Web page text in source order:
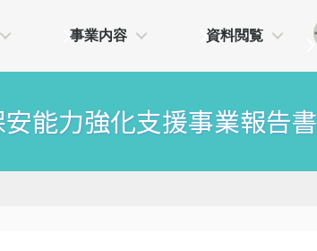
事業内容 資料閲覧
能力強化支援事業報告書